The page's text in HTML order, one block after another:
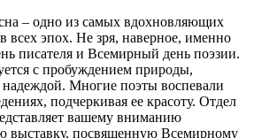
– одно из самых вдохновляющих
всех эпох. Не зря, наверное, именно
писателя и Всемирный день поэзии.
с пробуждением природы,
Многие поэты воспевали
подчеркивая ее красоту. Отдел
вашему вниманию
выставку, посвященную Всемирному